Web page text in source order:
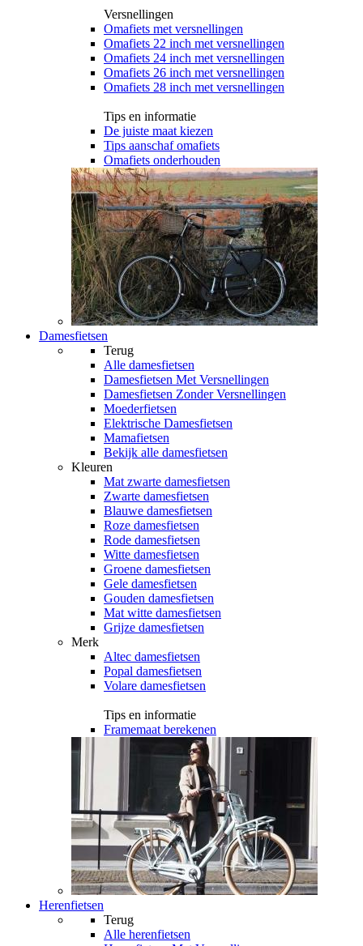
Versnellingen
Omafiets met versnellingen
Omafiets 22 inch met versnellingen
Omafiets 24 inch met versnellingen
Omafiets 26 inch met versnellingen
Omafiets 28 inch met versnellingen
Tips en informatie
De juiste maat kiezen
Tips aanschaf omafiets
Omafiets onderhouden
Damesfietsen
Terug
Alle damesfietsen
Damesfietsen Met Versnellingen
Damesfietsen Zonder Versnellingen
Moederfietsen
Elektrische Damesfietsen
Mamafietsen
Bekijk alle damesfietsen
Kleuren
Mat zwarte damesfietsen
Zwarte damesfietsen
Blauwe damesfietsen
Roze damesfietsen
Rode damesfietsen
Witte damesfietsen
Groene damesfietsen
Gele damesfietsen
Gouden damesfietsen
Mat witte damesfietsen
Grijze damesfietsen
Merk
Altec damesfietsen
Popal damesfietsen
Volare damesfietsen
Tips en informatie
Framemaat berekenen
Herenfietsen
Terug
Alle herenfietsen